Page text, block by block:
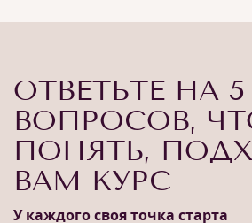
ОТВЕТЬТЕ НА 5
ВОПРОСОВ,
ПОНЯТЬ,
ВАМ КУРС
У каждого своя точка старта